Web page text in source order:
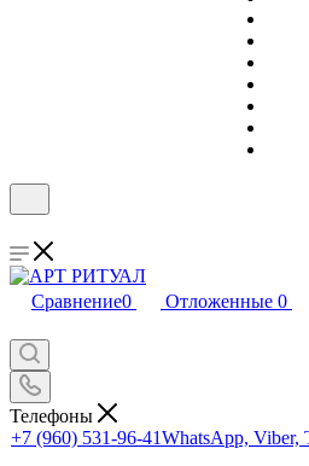
Сравнение0 Отложенные 0
Телефоны
+7 (960) 531-96-41WhatsApp, Viber,